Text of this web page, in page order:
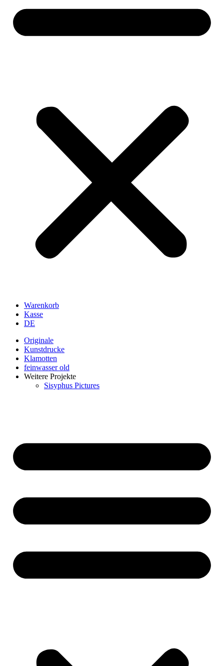
Warenkorb
Kasse
DE
Originale
Kunstdrucke
Klamotten
feinwasser old
Weitere Projekte
Sisyphus Pictures